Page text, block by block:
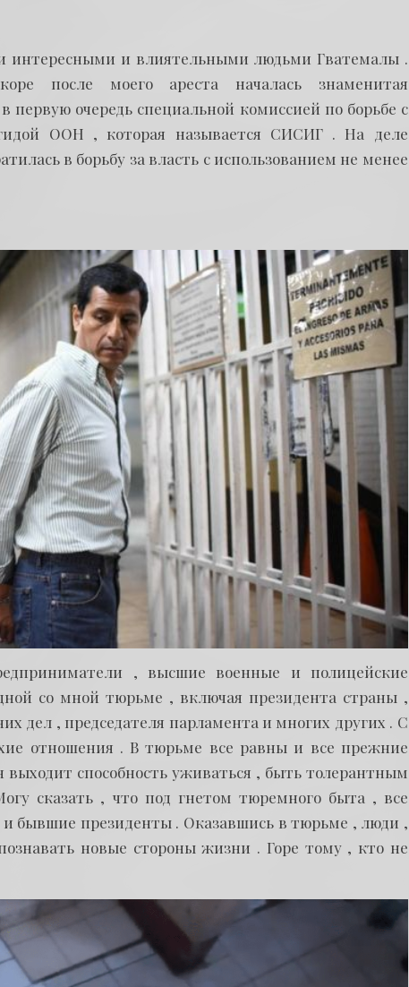
интересными и влиятельными людьми Гватемалы .
после моего ареста началась знаменитая
очередь специальной комиссией по борьбе с
ООН , которая называется СИСИГ . На деле
в борьбу за власть с использованием не менее
, высшие военные и полицейские
со мной тюрьме , включая президента страны ,
дел , председателя парламента и многих других . С
отношения . В тюрьме все равны и все прежние
способность уживаться , быть толерантным
сказать , что под гнетом тюремного быта , все
бывшие президенты . Оказавшись в тюрьме , люди ,
новые стороны жизни . Горе тому , кто не